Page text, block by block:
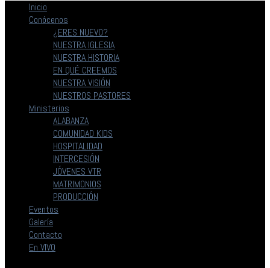
Inicio
Conócenos
¿ERES NUEVO?
NUESTRA IGLESIA
NUESTRA HISTORIA
EN QUÉ CREEMOS
NUESTRA VISIÓN
NUESTROS PASTORES
Ministerios
ALABANZA
COMUNIDAD KIDS
HOSPITALIDAD
INTERCESIÓN
JÓVENES VTR
MATRIMONIOS
PRODUCCIÓN
Eventos
Galería
Contacto
En VIVO